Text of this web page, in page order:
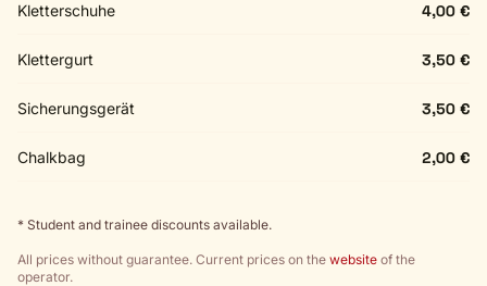
Kletterschuhe 4,00 €
Klettergurt 3,50 €
Sicherungsgerät 3,50 €
Chalkbag 2,00 €
* Student and trainee discounts available.
All prices without guarantee. Current prices on the website of the
operator.